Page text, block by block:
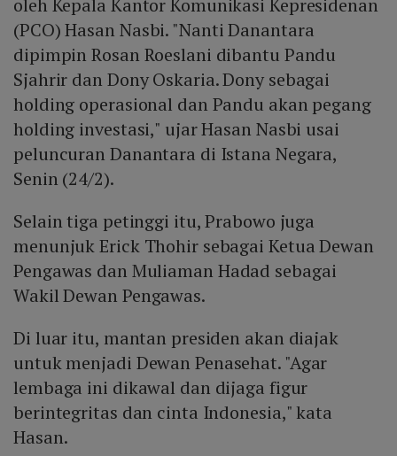
oleh Kepala Kantor Komunikasi Kepresidenan
(PCO) Hasan Nasbi. "Nanti Danantara
dipimpin Rosan Roeslani dibantu Pandu
Sjahrir dan Dony Oskaria. Dony sebagai
holding operasional dan Pandu akan pegang
holding investasi," ujar Hasan Nasbi usai
peluncuran Danantara di Istana Negara,
Senin (24/2).
Selain tiga petinggi itu, Prabowo juga
menunjuk Erick Thohir sebagai Ketua Dewan
Pengawas dan Muliaman Hadad sebagai
Wakil Dewan Pengawas.
Di luar itu, mantan presiden akan diajak
untuk menjadi Dewan Penasehat. "Agar
lembaga ini dikawal dan dijaga figur
berintegritas dan cinta Indonesia," kata
Hasan.